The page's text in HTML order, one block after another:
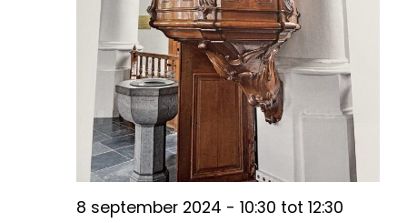
8 september 2024 - 10:30 tot 12:30